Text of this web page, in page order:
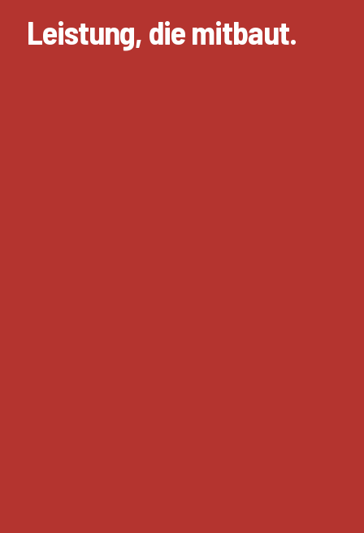
Leistung, die mitbaut.